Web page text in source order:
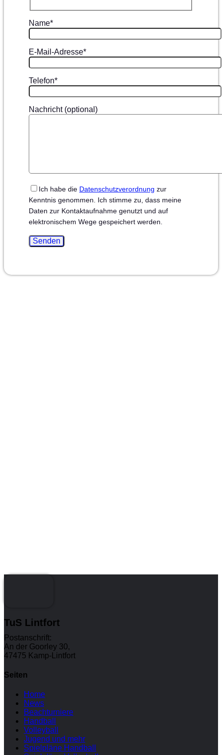
Name*
E-Mail-Adresse*
Telefon*
Nachricht (optional)
Ich habe die Datenschutzverordnung zur
Kenntnis genommen. Ich stimme zu, dass meine
Daten zur Kontaktaufnahme genutzt und auf
elektronischem Wege gespeichert werden.
TuS Lintfort
Postanschrift:
An der Goorley 30,
47475 Kamp-Lintfort
Seiten
Home
News
Beachturniere
Handball
Volleyball
Jugend und mehr
Spielpläne Handball